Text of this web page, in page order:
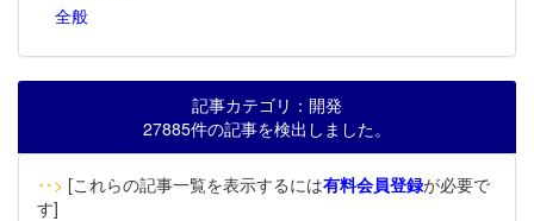
全般
記事カテゴリ：開発
27885件の記事を検出しました。
‥> [これらの記事一覧を表示するには有料会員登録が必要で
す]